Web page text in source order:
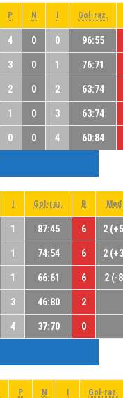
P N I Gol-raz.
4 0 0 96:55
3 0 1 76:71
2 0 2 63:74
1 0 3 63:74
0 0 4 60:84
I Gol-raz. B
1 87:45 6 2
1 74:54 6 2
1 66:61 6 2 (-
3 46:80 2
4 37:70 0
P N I Gol-raz.